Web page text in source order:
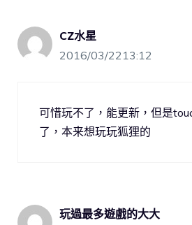
CZ水星
2016/03/2213:12
可惜玩不了，能更新，但是
了，本来想玩玩狐狸的
玩過最多遊戲的大大